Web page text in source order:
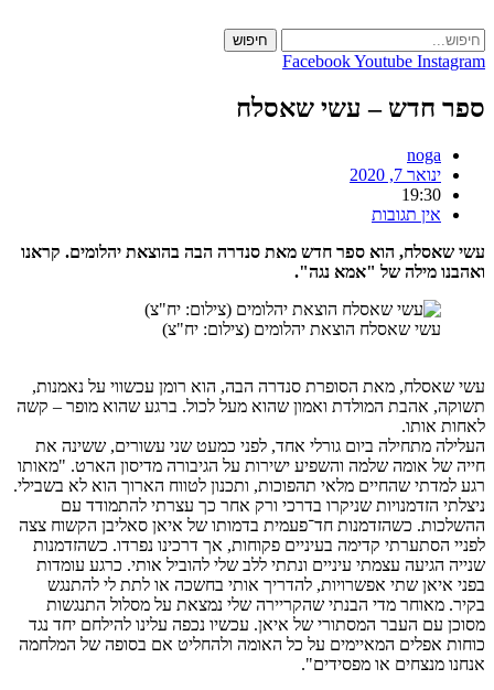
to
content
חיפוש
FacebookYoutube Instagram
ספר חדש – עשי שאסלח
noga
ינואר 7, 2020
19:30
אין תגובות
עשי שאסלח, הוא ספר חדש מאת סנדרה הבה בהוצאת יהלומים. קראנו
ואהבנו מילה של "אמא נגה".
עשי שאסלח הוצאת יהלומים (צילום: יח"צ)
עשי שאסלח, מאת הסופרת סנדרה הבה, הוא רומן עכשווי על נאמנות,
תשוקה, אהבת המולדת ואמון שהוא מעל לכול. ברגע שהוא מופר – קשה
לאחות אותו.
העלילה מתחילה ביום גורלי אחד, לפני כמעט שני עשורים, ששינה את
חייה של אומה שלמה והשפיע ישירות על הגיבורה מדיסון הארט. "מאותו
רגע למדתי שהחיים מלאי תהפוכות, ותכנון לטווח הארוך הוא לא בשבילי.
ניצלתי הזדמנויות שניקרו בדרכי ורק אחר כך עצרתי להתמודד עם
ההשלכות. כשהזדמנות חד־פעמית בדמותו של איאן סאליבן הקשוח צצה
לפניי הסתערתי קדימה בעיניים פקוחות, אך דרכינו נפרדו. כשהזדמנות
שנייה הגיעה עצמתי עיניים ונתתי ללב שלי להוביל אותי. כרגע עומדות
בפני איאן שתי אפשרויות, להדריך אותי בחשכה או לתת לי להתנגש
בקיר. מאוחר מדי הבנתי שהקריירה שלי נמצאת על מסלול התנגשות
מסוכן עם העבר המסתורי של איאן. עכשיו נכפה עלינו להילחם יחד נגד
כוחות אפלים המאיימים על כל האומה ולהחליט אם בסופה של המלחמה
אנחנו מנצחים או מפסידים".